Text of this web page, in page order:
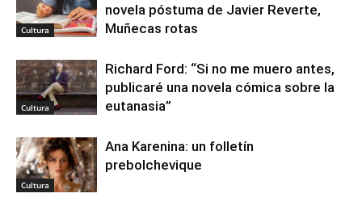
Cultura
novela póstuma de Javier Reverte,
Muñecas rotas
Cultura
Richard Ford: “Si no me muero antes,
publicaré una novela cómica sobre la
eutanasia”
Cultura
Ana Karenina: un folletín
prebolchevique